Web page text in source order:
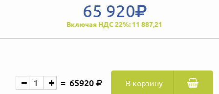
65 920
Включая НДС 22%: 11 887,21
65920 В корзину